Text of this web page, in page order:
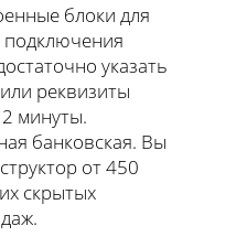
блоки для
подключения
указать
реквизиты
минуты.
банковская. Вы
от 450
скрытых